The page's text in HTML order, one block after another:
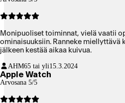
Monipuoliset toiminnat, vielä vaatii
ominaisuuksiin. Ranneke miellyttävä
jälkeen kestää aikaa kuivua.
AHM65 tai yli15.3.2024
Apple Watch
Arvosana 5/5